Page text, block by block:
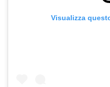
Visualizza